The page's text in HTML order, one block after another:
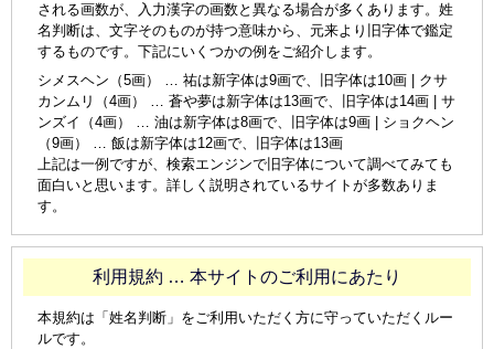
される画数が、入力漢字の画数と異なる場合が多くあります。姓
名判断は、文字そのものが持つ意味から、元来より旧字体で鑑定
するものです。下記にいくつかの例をご紹介します。
シメスヘン（5画） … 祐は新字体は9画で、旧字体は10画 | クサ
カンムリ（4画） … 蒼や夢は新字体は13画で、旧字体は14画 | サ
ンズイ（4画） … 油は新字体は8画で、旧字体は9画 | ショクヘン
（9画） … 飯は新字体は12画で、旧字体は13画
上記は一例ですが、検索エンジンで旧字体について調べてみても
面白いと思います。詳しく説明されているサイトが多数ありま
す。
利用規約 … 本サイトのご利用にあたり
本規約は「姓名判断」をご利用いただく方に守っていただくルー
ルです。